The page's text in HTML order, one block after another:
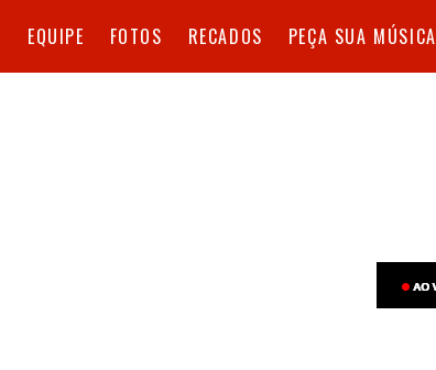
EQUIPE FOTOS RECADOS PEÇA SUA MÚSICA